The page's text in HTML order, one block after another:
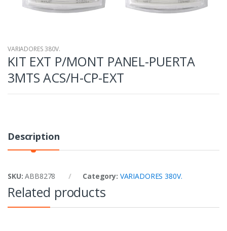
VARIADORES 380V.
KIT EXT P/MONT PANEL-PUERTA
3MTS ACS/H-CP-EXT
Description
SKU:ABB8278 Category: VARIADORES 380V.
Related products